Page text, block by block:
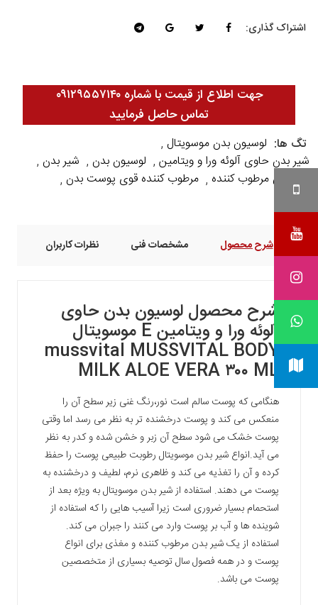
اشتراک گذاری:
جهت اطلاع از قیمت با شماره ۰۹۱۲۹۵۵۷۱۴۰
تماس حاصل فرمایید
تگ ها: لوسیون بدن موسویتال ,
شیر بدن حاوی آلوئه ورا و ویتامین , لوسیون بدن , شیر بدن ,
شیر بدن مرطوب کننده , مرطوب کننده قوی پوست بدن ,
شرح محصول مشخصات فنی نظرات کاربران
شرح محصول لوسیون بدن حاوی
آلوئه ورا و ویتامین E موسویتال
mussvital MUSSVITAL BODY
MILK ALOE VERA ۳۰۰ ML
هنگامی که پوست سالم است نور،رنگ غنی زیر سطح آن را
منعکس می کند و پوست درخشنده تر به نظر می رسد اما وقتی
پوست خشک می شود سطح آن زبر و خشن شده و کدر به نظر
می آید.انواع شیر بدن موسویتال رطوبت طبیعی پوست را حفظ
کرده و آن را تغذیه می کند و ظاهری نرم، لطیف و درخشنده به
پوست می دهند. استفاده از شیر بدن موسویتال به ویژه بعد از
استحمام بسیار ضروری است زیرا آسیب هایی را که استفاده از
شوینده ها و آب بر پوست وارد می کنند را جبران می کند.
استفاده از یک شیر بدن مرطوب کننده و مغذی برای انواع
پوست و در همه فصول سال توصیه بسیاری از متخصصین
پوست می باشد.